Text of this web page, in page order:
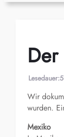
Lesedauer:
Wir
wurden.
Mexiko